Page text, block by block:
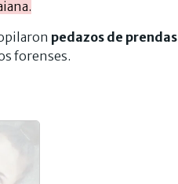
pedazos de prendas
forenses.